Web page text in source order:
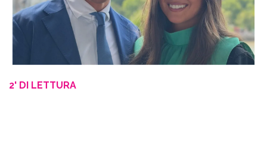
2' DI LETTURA